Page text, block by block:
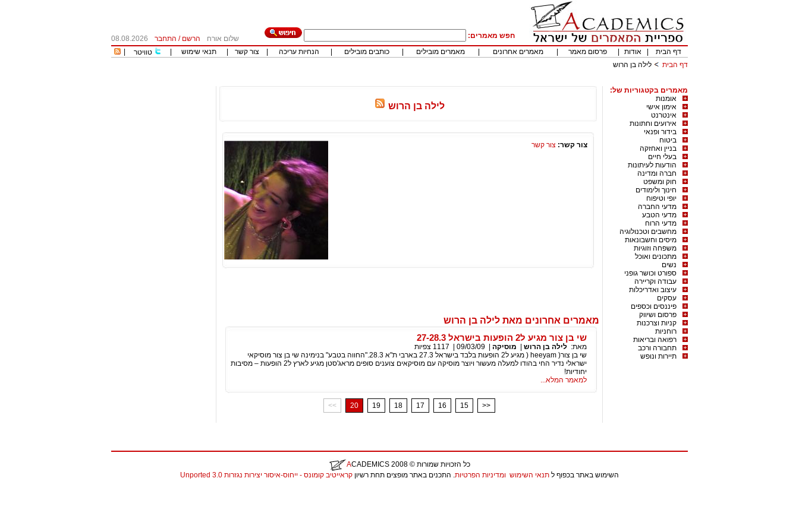
חפש מאמרים: שלום אורח הרשם / התחבר
08.08.2026
דף הבית
אודות פרסום מאמר מאמרים אחרונים מאמרים מובילים כותבים מובילים הנחיות עריכה צור קשר תנאי שימוש טוויטר
דף הבית
לילה בן הרוש
מאמרים בקטגוריות של:
אומנות
אימון אישי
אינטרנט
אירועים וחתונות
בידור ופנאי
ביטוח
בניין ואחזקה
בעלי חיים
הודעות לעיתונות
חברה ומדינה
חוק ומשפט
חינוך ולימודים
יופי וטיפוח
מדעי החברה
מדעי הטבע
מדעי הרוח
מחשבים וטכנולוגיה
מיסים וחשבונאות
משפחה וזוגיות
מתכונים ואוכל
נשים
ספורט וכושר גופני
עבודה וקריירה
עיצוב ואדריכלות
עסקים
פיננסים וכספים
פרסום ושיווק
קניות וצרכנות
רוחניות
רפואה ובריאות
תחבורה ורכב
תיירות ונופש
לילה בן הרוש
צור קשר: צור קשר
מאמרים אחרונים מאת לילה בן הרוש
שי בן צור מגיע ל2 הופעות בישראל 27-28.3
מאת: לילה בן הרוש מוסיקה 09/03/09
1117 צפיות
שי בן צור( heeyam ( מגיע ל2 הופעות בלבד בישראל 27.3 בארבי ת"א 28.3."החווה בטבע" בנימינה שי בן צור מוסיקאי
ישראלי נדיר החי בהודו למעלה מעשור ויוצר מוסיקה עם מוסיקאים צוענים סופים מראג'סטן מגיע לארץ ל2 הופעות – מסיבות
יחודיות!
למאמר המלא...
<< 20 19 18 17 16 15 >>
כל הזכויות שמורות © 2008
ACADEMICS
השימוש באתר בכפוף ל תנאי השימוש ומדיניות הפרטיות. התכנים באתר מופצים תחת רשיון קראייטיב קומונס - ייחוס-איסור יצירות נגזרות 3.0 Unported